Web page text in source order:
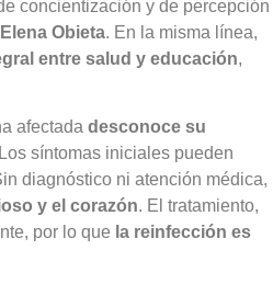
concientización y de percepción
Elena Obieta. En la misma línea,
entre salud y educación,
afectada desconoce su
síntomas iniciales pueden
diagnóstico ni atención médica,
y el corazón. El tratamiento,
por lo que la reinfección es